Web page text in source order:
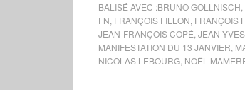
BALISÉ AVEC :BRUNO GOLLNISCH
FN FRANÇOIS FILLON FRANÇOIS
JEAN-FRANÇOIS COPÉ JEAN-
MANIFESTATION DU 13 JANVIER
NICOLAS LEBOURG NOËL